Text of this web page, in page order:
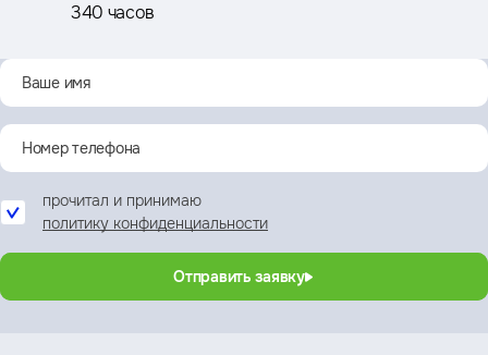
340 часов
прочитал и принимаю
политику конфиденциальности
Отправить заявку